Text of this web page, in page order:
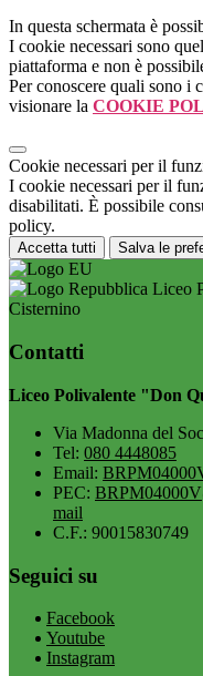
In questa schermata è
I cookie necessari sono
piattaforma e non è
Per conoscere quali sono i
visionare la COOKIE
Cookie necessari per il
I cookie necessari per il
disabilitati. È possibile
policy.
Accetta tutti Salva le
Liceo
Cisternino
Contatti
Liceo Polivalente "Don
Via Madonna del
Tel: 080 4448085
Email:
PEC:
mail
C.F.: 90015830749
Seguici su
Facebook
Youtube
Instagram